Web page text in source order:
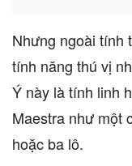
Nhưng ngoài tính
tính năng thú vị
Ý này là tính linh
Maestra như một
hoặc ba lô.